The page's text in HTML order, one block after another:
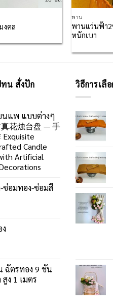
งคล
พาน
พานแว่นฟ้า
หนักเบา
น สั่งปัก
นแพ แบบต่างๆ
花烛台盘 — 手
Exquisite
Candle
Artificial
ซ่อมทอง-ซ่อมสี
ฉัตรทอง 9 ชั้น
ง 1 เมตร
วิธีการเลื